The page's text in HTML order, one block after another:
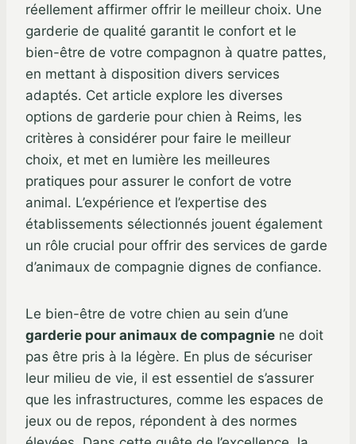
réellement affirmer offrir le meilleur choix. Une
garderie de qualité garantit le confort et le
bien-être de votre compagnon à quatre pattes,
en mettant à disposition divers services
adaptés. Cet article explore les diverses
options de garderie pour chien à Reims, les
critères à considérer pour faire le meilleur
choix, et met en lumière les meilleures
pratiques pour assurer le confort de votre
animal. L’expérience et l’expertise des
établissements sélectionnés jouent également
un rôle crucial pour offrir des services de garde
d’animaux de compagnie dignes de confiance.
Le bien-être de votre chien au sein d’une
garderie pour animaux de compagnie ne doit
pas être pris à la légère. En plus de sécuriser
leur milieu de vie, il est essentiel de s’assurer
que les infrastructures, comme les espaces de
jeux ou de repos, répondent à des normes